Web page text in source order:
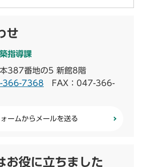
せ
指導課
387番地の5 新館8階
366-7368 FAX：047-366-
ームからメールを送る
お役に立ちました